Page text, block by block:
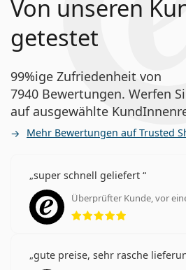
Von unseren
getestet
99%ige Zufriedenheit von
7940 Bewertungen. Werfen
auf ausgewählte
Mehr Bewertungen auf Trusted
super schnell geliefert
Überprüfter Kunde, vor
Bewertung
gute preise, sehr rasche